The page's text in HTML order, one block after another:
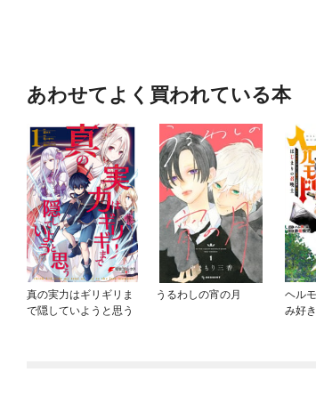
あわせてよく買われている本
真の実力はギリギリま
で隠していようと思う
うるわしの宵の月
ヘル
み好